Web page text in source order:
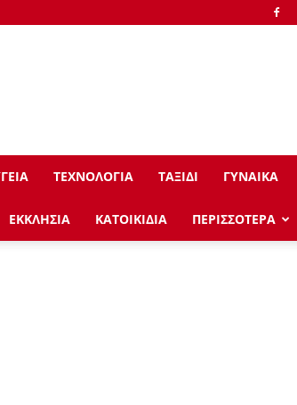
ΤΕΧΝΟΛΟΓΙΑ ΤΑΞΙΔΙ ΓΥΝΑΙΚΑ
ΕΚΚΛΗΣΙΑ ΚΑΤΟΙΚΙΔΙΑ ΠΕΡΙΣΣΟΤΕΡΑ